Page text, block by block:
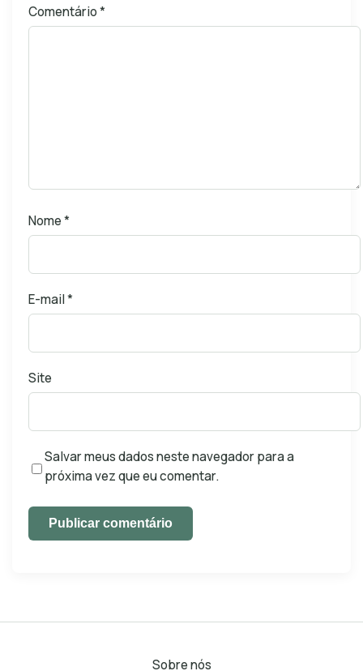
Comentário*
Nome*
E-mail*
Site
Salvar meus dados neste navegador para a
próxima vez que eu comentar.
Publicar comentário
Sobre nós